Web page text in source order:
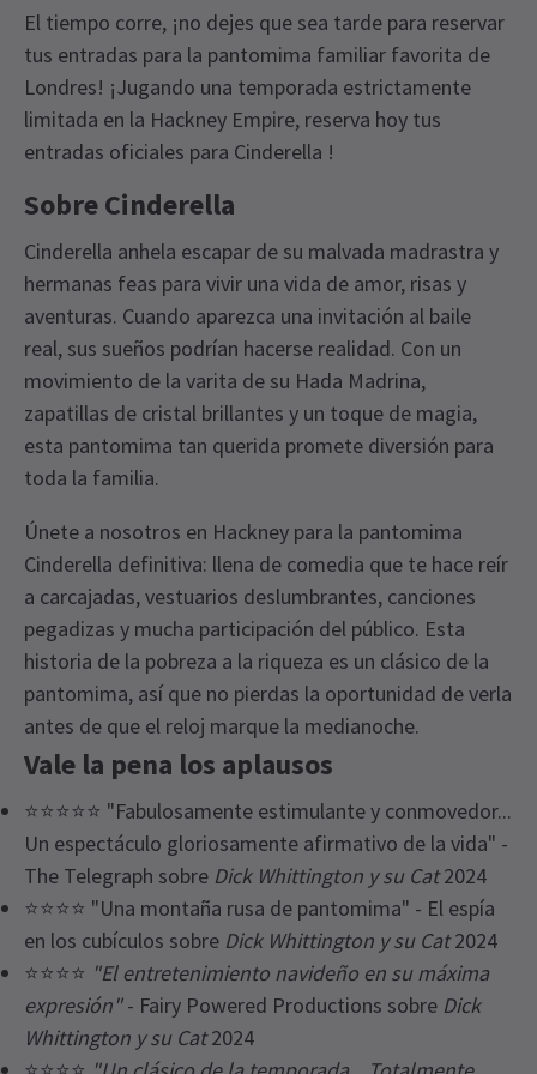
El tiempo corre, ¡no dejes que sea tarde para reservar
tus entradas para la pantomima familiar favorita de
Londres! ¡Jugando una temporada estrictamente
limitada en la Hackney Empire, reserva hoy tus
entradas oficiales para Cinderella !
Sobre Cinderella
Cinderella anhela escapar de su malvada madrastra y
hermanas feas para vivir una vida de amor, risas y
aventuras. Cuando aparezca una invitación al baile
real, sus sueños podrían hacerse realidad. Con un
movimiento de la varita de su Hada Madrina,
zapatillas de cristal brillantes y un toque de magia,
esta pantomima tan querida promete diversión para
toda la familia.
Únete a nosotros en Hackney para la pantomima
Cinderella definitiva: llena de comedia que te hace reír
a carcajadas, vestuarios deslumbrantes, canciones
pegadizas y mucha participación del público. Esta
historia de la pobreza a la riqueza es un clásico de la
pantomima, así que no pierdas la oportunidad de verla
antes de que el reloj marque la medianoche.
Vale la pena los aplausos
⭐⭐⭐⭐⭐ "Fabulosamente estimulante y conmovedor...
Un espectáculo gloriosamente afirmativo de la vida" -
The Telegraph sobre Dick Whittington y su Cat2024
⭐⭐⭐⭐ "Una montaña rusa de pantomima" - El espía
en los cubículos sobre Dick Whittington y su Cat2024
⭐⭐⭐⭐ "El entretenimiento navideño en su máxima
expresión"- Fairy Powered Productions sobre Dick
Whittington y su Cat2024